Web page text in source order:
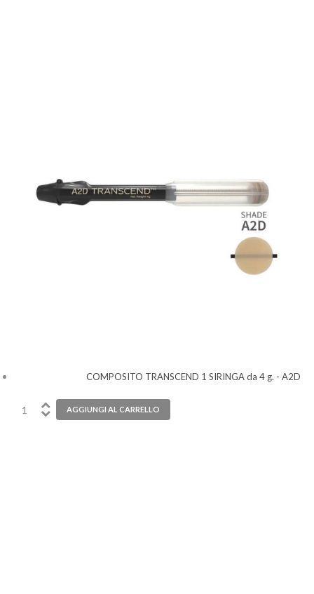
COMPOSITO TRANSCEND 1 SIRINGA da 4 g. - A2D